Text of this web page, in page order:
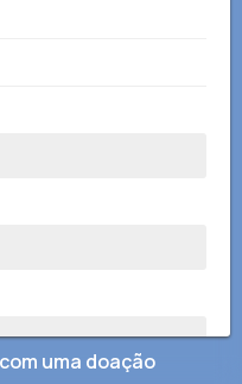
uma doação